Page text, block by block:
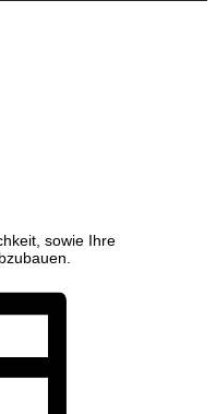
sowie Ihre